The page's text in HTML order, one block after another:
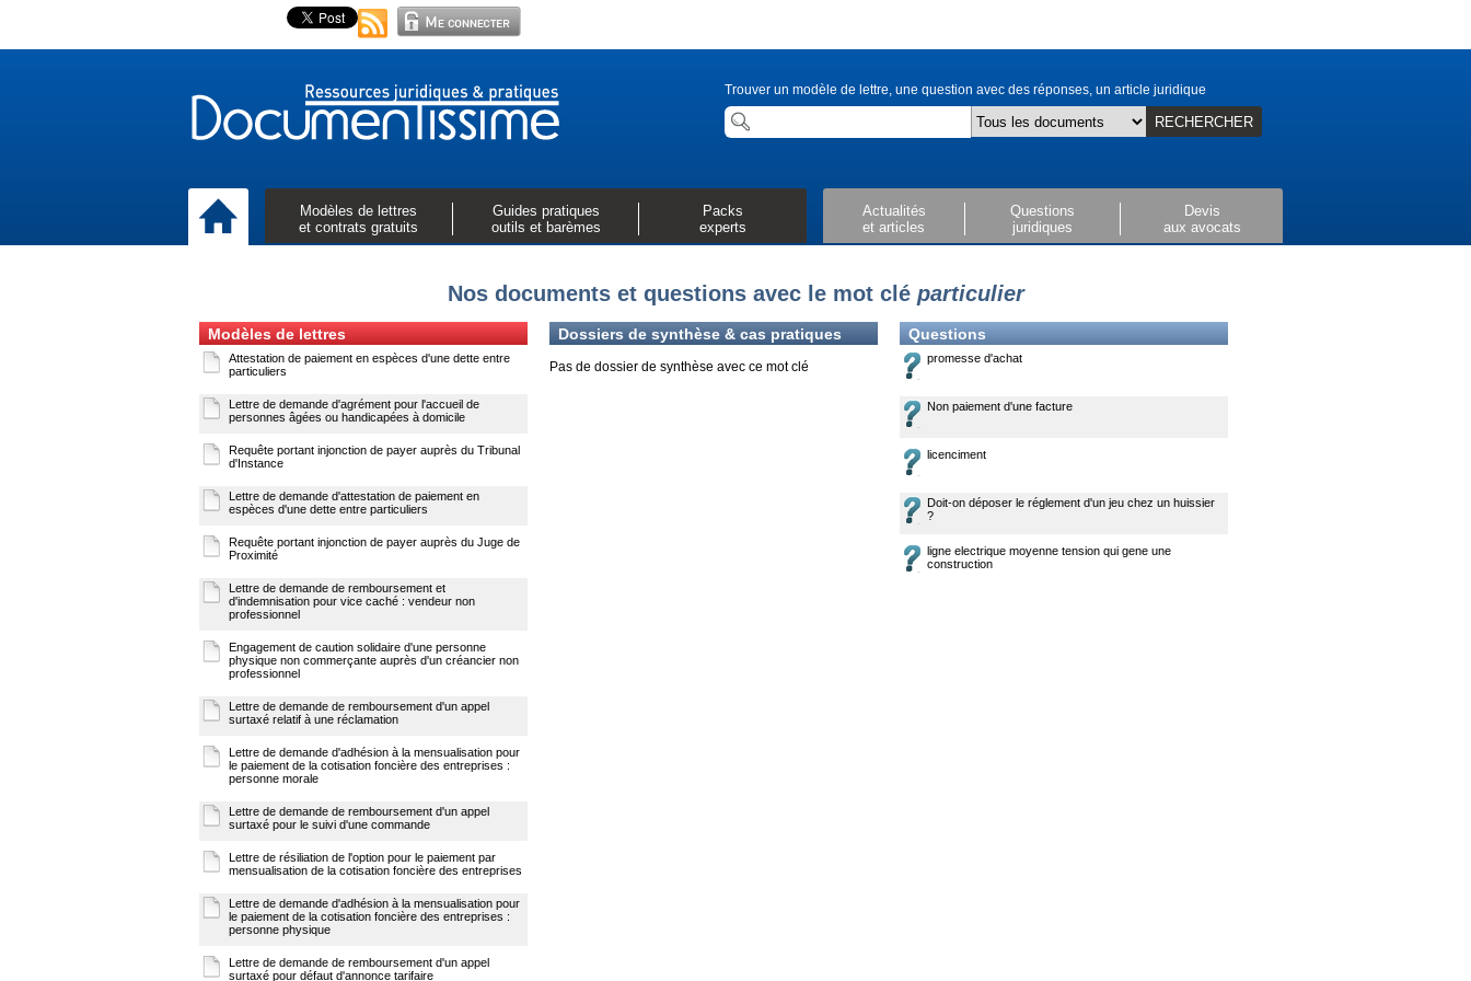
Trouver un modèle de lettre, une question avec des réponses, un article juridique
RECHERCHER
Modèles de lettres
et contrats gratuits
Guides pratiques
outils et barèmes
Packs
experts
Actualités
et articles
Questions
juridiques
Devis
aux avocats
Nos documents et questions avec le mot clé particulier
Modèles de lettres
Attestation de paiement en espèces d'une dette entre
particuliers
Lettre de demande d'agrément pour l'accueil de
personnes âgées ou handicapées à domicile
Requête portant injonction de payer auprès du Tribunal
d'Instance
Lettre de demande d'attestation de paiement en
espèces d'une dette entre particuliers
Requête portant injonction de payer auprès du Juge de
Proximité
Lettre de demande de remboursement et
d'indemnisation pour vice caché : vendeur non
professionnel
Engagement de caution solidaire d'une personne
physique non commerçante auprès d'un créancier non
professionnel
Lettre de demande de remboursement d'un appel
surtaxé relatif à une réclamation
Lettre de demande d'adhésion à la mensualisation pour
le paiement de la cotisation foncière des entreprises :
personne morale
Lettre de demande de remboursement d'un appel
surtaxé pour le suivi d'une commande
Lettre de résiliation de l'option pour le paiement par
mensualisation de la cotisation foncière des entreprises
Lettre de demande d'adhésion à la mensualisation pour
le paiement de la cotisation foncière des entreprises :
personne physique
Lettre de demande de remboursement d'un appel
surtaxé pour défaut d'annonce tarifaire
Dossiers de synthèse & cas pratiques
Pas de dossier de synthèse avec ce mot clé
Questions
promesse d'achat
Non paiement d'une facture
licenciment
Doit-on déposer le réglement d'un jeu chez un huissier
?
ligne electrique moyenne tension qui gene une
construction